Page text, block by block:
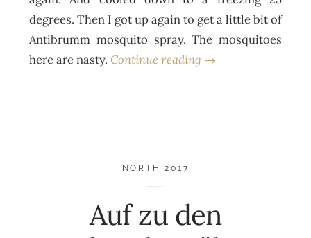
degrees. Then I got up again to get a little bit of
Antibrumm mosquito spray. The mosquitoes
here are nasty. Continue reading →
NORTH 2017
Auf zu den